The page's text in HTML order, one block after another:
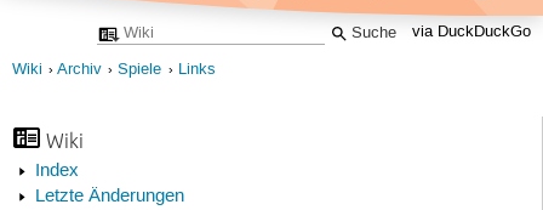
via DuckDuckGo
Wiki Archiv Spiele Links
Wiki
Index
Letzte Änderungen